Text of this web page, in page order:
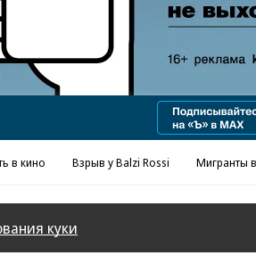
в кино Взрыв у Balzi Rossi Мигранты
куки